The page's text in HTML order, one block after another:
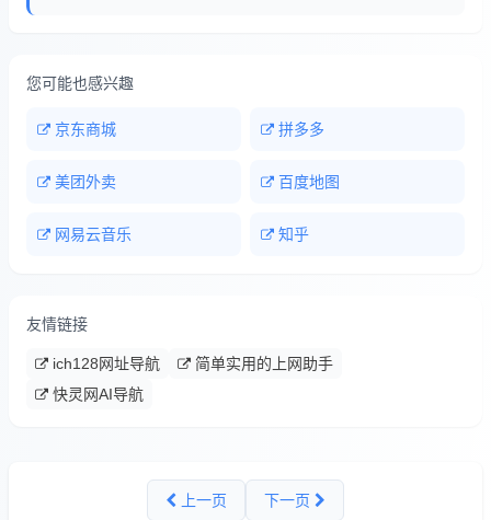
您可能也感兴趣
京东商城 拼多多
美团外卖 百度地图
网易云音乐 知乎
友情链接
ich128网址导航
简单实用的上网助手
快灵网AI导航
上一页 下一页